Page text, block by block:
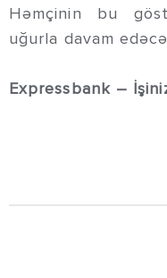
Həmçinin bu
uğurla davam
Expressbank –